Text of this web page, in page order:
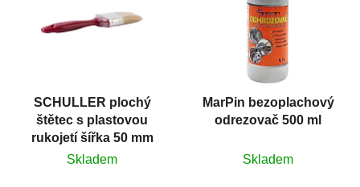
SCHULLER plochý
štětec s plastovou
rukojetí šířka 50 mm
Skladem
MarPin bezoplachový
odrezovač 500 ml
Skladem